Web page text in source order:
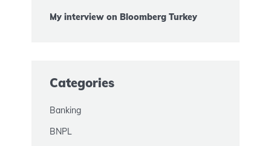
My interview on Bloomberg Turkey
Categories
Banking
BNPL